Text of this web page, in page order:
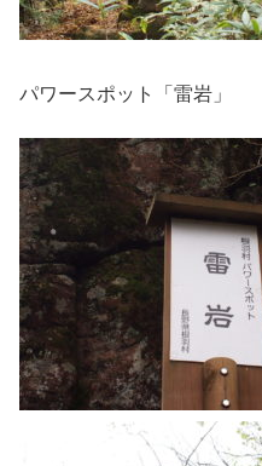
パワースポット「雷岩」